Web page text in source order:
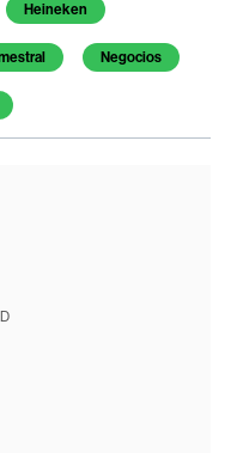
Heineken
Negocios